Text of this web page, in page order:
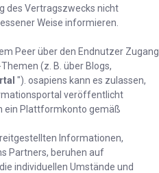
des Vertragszwecks nicht
Weise informieren.
Peer über den Endnutzer Zugang
(z. B. über Blogs,
"). osapiens kann es zulassen,
veröffentlicht
ein Plattformkonto gemäß
Informationen,
Partners, beruhen auf
individuellen Umstände und